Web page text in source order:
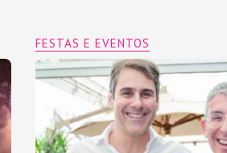
FESTAS E EVENTOS